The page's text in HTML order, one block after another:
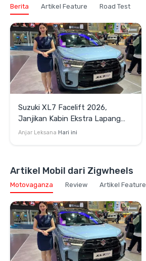
Berita Artikel Feature Road Test
Suzuki XL7 Facelift 2026,
Janjikan Kabin Ekstra Lapang
dan Perangkat Hiburan Terkini
Anjar Leksana Hari ini
Artikel Mobil dari Zigwheels
Motovaganza Review Artikel Feature